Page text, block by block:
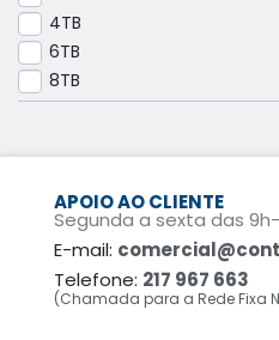
4TB
6TB
8TB
APOIO AO CLIENTE
Segunda a sexta das 9h-
E-mail:
Telefone: 217 967 663
(Chamada para a Rede Fixa